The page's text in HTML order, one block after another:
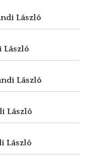
László
László
László
László
László